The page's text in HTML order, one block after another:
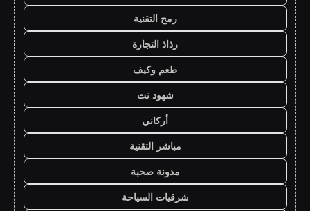
رمح التقنية
رذاذ التجارة
طعم وكيف
شهود نت
أركاني
مباشر التقنية
مدونة صحبة
شرقيات السياحة